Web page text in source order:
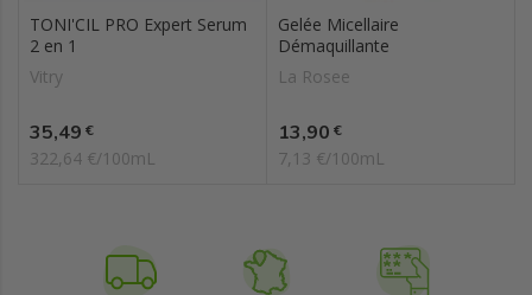
TONI'CIL PRO Expert Serum
2 en 1
Vitry
Prix
35,49 €
322,64 €/100mL
Gelée Micellaire
Démaquillante
La Rosee
Prix
13,90 €
7,13 €/100mL